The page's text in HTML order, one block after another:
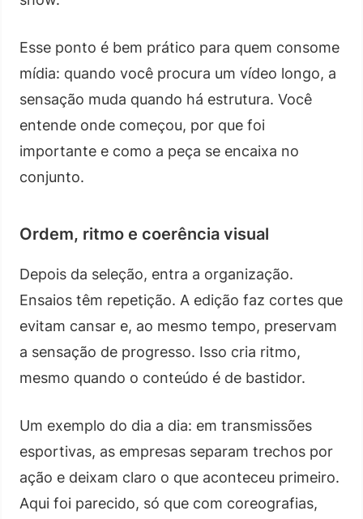
Esse ponto é bem prático para quem consome
mídia: quando você procura um vídeo longo, a
sensação muda quando há estrutura. Você
entende onde começou, por que foi
importante e como a peça se encaixa no
conjunto.
Ordem, ritmo e coerência visual
Depois da seleção, entra a organização.
Ensaios têm repetição. A edição faz cortes que
evitam cansar e, ao mesmo tempo, preservam
a sensação de progresso. Isso cria ritmo,
mesmo quando o conteúdo é de bastidor.
Um exemplo do dia a dia: em transmissões
esportivas, as empresas separam trechos por
ação e deixam claro o que aconteceu primeiro.
Aqui foi parecido, só que com coreografias,